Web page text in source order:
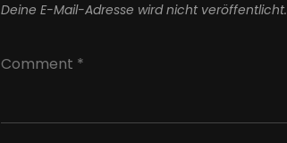
Deine E-Mail-Adresse wird nicht veröffentlicht.